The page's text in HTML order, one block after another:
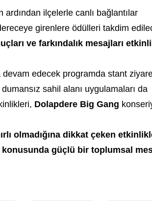
ardından ilçelerle canlı bağlantılar
girenlere ödülleri takdim
ve farkındalık mesajları
edecek programda stant
sahil alanı uygulamaları da
Dolapdere Big Gang
olmadığına dikkat çeken
konusunda güçlü bir toplumsal